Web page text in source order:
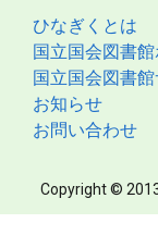
ひなぎくとは
国立国会図書
国立国会図書
お知らせ
お問い合わせ
Copyright ©